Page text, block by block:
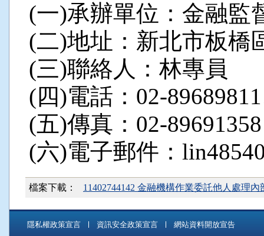
(一)承辦單位：金融監
(二)地址：新北市板橋
(三)聯絡人：林專員
(四)電話：02-
(五)傳真：02-89691358
(六)電子郵件：
檔案下載： 11402744142 金融機構作業委託他人處理
隱私權政策宣言 資訊安全政策宣言 網站資料開放宣告